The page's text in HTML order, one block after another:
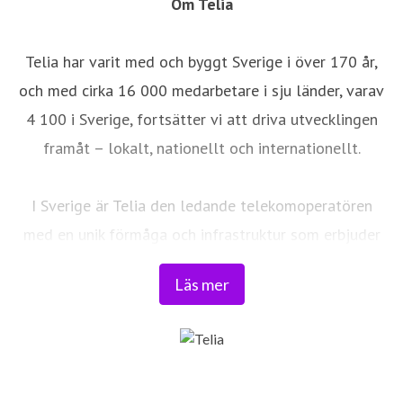
Om Telia
Telia har varit med och byggt Sverige i över 170 år,
och med cirka 16 000 medarbetare i sju länder, varav
4 100 i Sverige, fortsätter vi att driva utvecklingen
framåt – lokalt, nationellt och internationellt.
I Sverige är Telia den ledande telekomoperatören
med en unik förmåga och infrastruktur som erbjuder
robust, säker och pålitlig uppkoppling – för hela
landet. Från seniorer och familjer till småföretag och
digitaliseringens kraft i vardagen och är en del av
Läs mer